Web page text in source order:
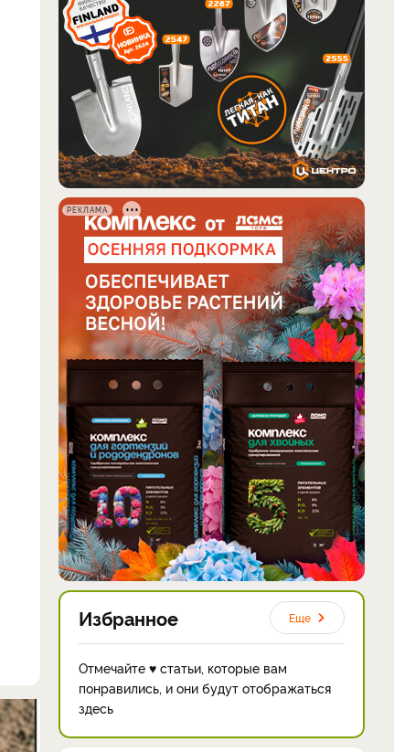
РЕКЛАМА
Избранное Еще
Отмечайте ♥ статьи, которые вам
понравились, и они будут отображаться
здесь